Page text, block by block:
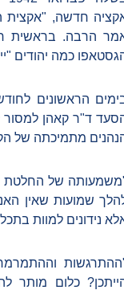
חדשה, "אקצית
הרבה. בראשית
כמה יהודים
ד"ר קאהן למסור
מתמיכתה של
של החלטת
שמועות שאין
נידונים למוות
כלום